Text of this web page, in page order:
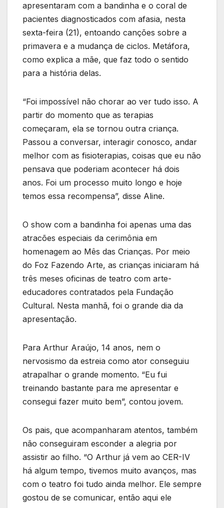
apresentaram com a bandinha e o coral de
pacientes diagnosticados com afasia, nesta
sexta-feira (21), entoando canções sobre a
primavera e a mudança de ciclos. Metáfora,
como explica a mãe, que faz todo o sentido
para a história delas.
“Foi impossível não chorar ao ver tudo isso. A
partir do momento que as terapias
começaram, ela se tornou outra criança.
Passou a conversar, interagir conosco, andar
melhor com as fisioterapias, coisas que eu não
pensava que poderiam acontecer há dois
anos. Foi um processo muito longo e hoje
temos essa recompensa”, disse Aline.
O show com a bandinha foi apenas uma das
atracões especiais da cerimônia em
homenagem ao Mês das Crianças. Por meio
do Foz Fazendo Arte, as crianças iniciaram há
três meses oficinas de teatro com arte-
educadores contratados pela Fundação
Cultural. Nesta manhã, foi o grande dia da
apresentação.
Para Arthur Araújo, 14 anos, nem o
nervosismo da estreia como ator conseguiu
atrapalhar o grande momento. “Eu fui
treinando bastante para me apresentar e
consegui fazer muito bem”, contou jovem.
Os pais, que acompanharam atentos, também
não conseguiram esconder a alegria por
assistir ao filho. “O Arthur já vem ao CER-IV
há algum tempo, tivemos muito avanços, mas
com o teatro foi tudo ainda melhor. Ele sempre
gostou de se comunicar, então aqui ele